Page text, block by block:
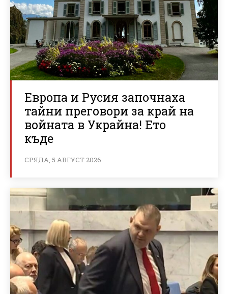
Европа и Русия започнаха
тайни преговори за край на
войната в Украйна! Ето
къде
СРЯДА, 5 АВГУСТ 2026